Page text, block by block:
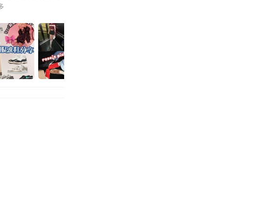
嘅話,我推介你去九龍灣Mega Box嘅 GigaSports行返轉,夠大間不再話下~ 仲